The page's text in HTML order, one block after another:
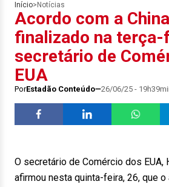
Início> Notícias
Acordo com a
finalizado na terça-
secretário de
EUA
PorEstadão Conteúdo 26/06/25 -
O secretário de Comércio dos EUA,
afirmou nesta quinta-feira, 26, que o